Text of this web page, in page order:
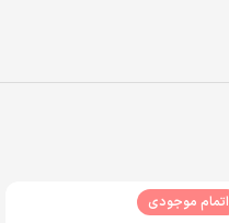
اتمام موجودی